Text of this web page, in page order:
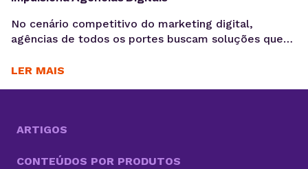
No cenário competitivo do marketing digital,
agências de todos os portes buscam soluções que
entreguem resultados consistentes aos seus
tem sido um parceiro essencial desde 2019,
LER MAIS
ARTIGOS
CONTEÚDOS POR PRODUTOS